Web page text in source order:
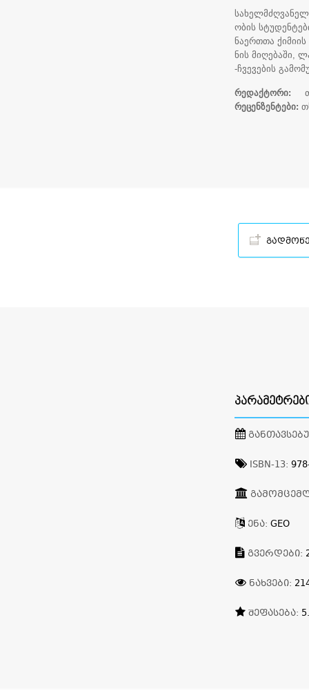
ობის
ნაერთთა
ნის მიღებაში,
-ჩვევების
რედაქტორი:
რეცენზენტები:
ISBN-13:
ᲔᲜᲐ: GEO
ᲒᲕᲔᲠᲓᲔᲑᲘ:
ᲜᲐᲮᲕᲔᲑᲘ:
ᲨᲔᲤᲐᲡᲔᲑᲐ: